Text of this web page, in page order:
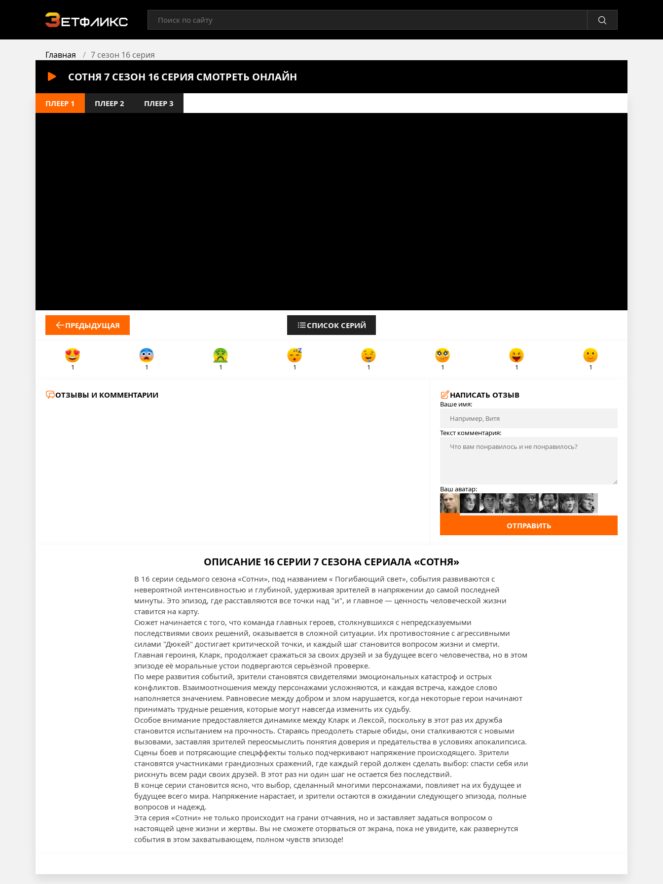
Главная 7 сезон 16 серия
СОТНЯ 7 СЕЗОН 16 СЕРИЯ СМОТРЕТЬ ОНЛАЙН
ПЛЕЕР 1 ПЛЕЕР 2 ПЛЕЕР 3
ПРЕДЫДУЩАЯ СПИСОК СЕРИЙ
1 1 1 1 1 1 1 1
ОТЗЫВЫ И КОММЕНТАРИИ НАПИСАТЬ ОТЗЫВ
Ваше имя:
Текст комментария:
Ваш аватар:
ОТПРАВИТЬ
ОПИСАНИЕ 16 СЕРИИ 7 СЕЗОНА СЕРИАЛА «СОТНЯ»
В 16 серии седьмого сезона «Сотни», под названием « Погибающий свет», события развиваются с
невероятной интенсивностью и глубиной, удерживая зрителей в напряжении до самой последней
минуты. Это эпизод, где расставляются все точки над "и", и главное — ценность человеческой жизни
ставится на карту.
Сюжет начинается с того, что команда главных героев, столкнувшихся с непредсказуемыми
последствиями своих решений, оказывается в сложной ситуации. Их противостояние с агрессивными
силами "Дюкей" достигает критической точки, и каждый шаг становится вопросом жизни и смерти.
Главная героиня, Кларк, продолжает сражаться за своих друзей и за будущее всего человечества, но в этом
эпизоде её моральные устои подвергаются серьёзной проверке.
По мере развития событий, зрители становятся свидетелями эмоциональных катастроф и острых
конфликтов. Взаимоотношения между персонажами усложняются, и каждая встреча, каждое слово
наполняется значением. Равновесие между добром и злом нарушается, когда некоторые герои начинают
принимать трудные решения, которые могут навсегда изменить их судьбу.
Особое внимание предоставляется динамике между Кларк и Лексой, поскольку в этот раз их дружба
становится испытанием на прочность. Стараясь преодолеть старые обиды, они сталкиваются с новыми
вызовами, заставляя зрителей переосмыслить понятия доверия и предательства в условиях апокалипсиса.
Сцены боев и потрясающие спецэффекты только подчеркивают напряжение происходящего. Зрители
становятся участниками грандиозных сражений, где каждый герой должен сделать выбор: спасти себя или
рискнуть всем ради своих друзей. В этот раз ни один шаг не остается без последствий.
В конце серии становится ясно, что выбор, сделанный многими персонажами, повлияет на их будущее и
будущее всего мира. Напряжение нарастает, и зрители остаются в ожидании следующего эпизода, полные
вопросов и надежд.
Эта серия «Сотни» не только происходит на грани отчаяния, но и заставляет задаться вопросом о
настоящей цене жизни и жертвы. Вы не сможете оторваться от экрана, пока не увидите, как развернутся
события в этом захватывающем, полном чувств эпизоде!